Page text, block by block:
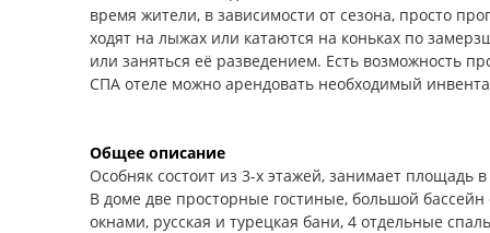
время жители, в зависимости от сезона, просто
ходят на лыжах или катаются на коньках по
или заняться её разведением. Есть возможность
СПА отеле можно арендовать необходимый
Общее описание
Особняк состоит из 3-х этажей, занимает
В доме две просторные гостиные, большой
окнами, русская и турецкая бани, 4 отдельные